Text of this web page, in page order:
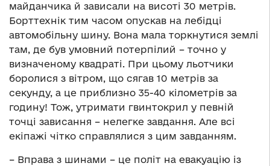
майданчика й зависали на висоті 30 метрів.
Борттехнік тим часом опускав на лебідці
автомобільну шину. Вона мала торкнутися землі
там, де був умовний потерпілий – точно у
визначеному квадраті. При цьому льотчики
боролися з вітром, що сягав 10 метрів за
секунду, а це приблизно 35-40 кілометрів за
годину! Тож, утримати гвинтокрил у певній
точці зависання – нелегке завдання. Але всі
екіпажі чітко справлялися з цим завданням.
– Вправа з шинами – це політ на евакуацію із